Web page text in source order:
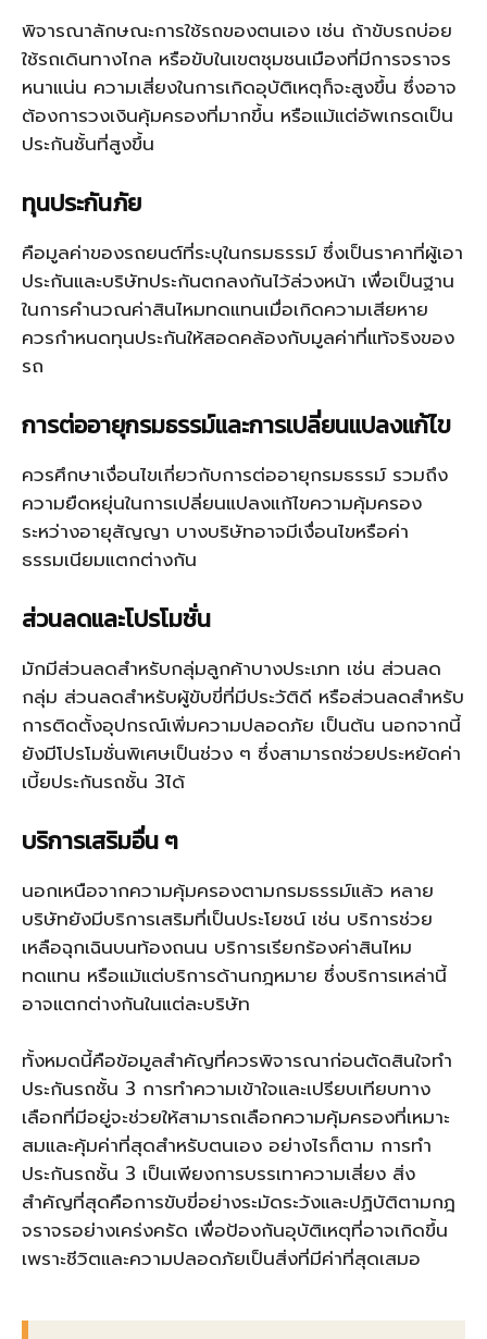
พิจารณาลักษณะการใช้รถของตนเอง เช่น ถ้าขับรถบ่อย
ใช้รถเดินทางไกล หรือขับในเขตชุมชนเมืองที่มีการจราจร
หนาแน่น ความเสี่ยงในการเกิดอุบัติเหตุก็จะสูงขึ้น ซึ่งอาจ
ต้องการวงเงินคุ้มครองที่มากขึ้น หรือแม้แต่อัพเกรดเป็น
ประกันชั้นที่สูงขึ้น
ทุนประกันภัย
คือมูลค่าของรถยนต์ที่ระบุในกรมธรรม์ ซึ่งเป็นราคาที่ผู้เอา
ประกันและบริษัทประกันตกลงกันไว้ล่วงหน้า เพื่อเป็นฐาน
ในการคำนวณค่าสินไหมทดแทนเมื่อเกิดความเสียหาย
ควรกำหนดทุนประกันให้สอดคล้องกับมูลค่าที่แท้จริงของ
รถ
การต่ออายุกรมธรรม์และการเปลี่ยนแปลงแก้ไข
ควรศึกษาเงื่อนไขเกี่ยวกับการต่ออายุกรมธรรม์ รวมถึง
ความยืดหยุ่นในการเปลี่ยนแปลงแก้ไขความคุ้มครอง
ระหว่างอายุสัญญา บางบริษัทอาจมีเงื่อนไขหรือค่า
ธรรมเนียมแตกต่างกัน
ส่วนลดและโปรโมชั่น
มักมีส่วนลดสำหรับกลุ่มลูกค้าบางประเภท เช่น ส่วนลด
กลุ่ม ส่วนลดสำหรับผู้ขับขี่ที่มีประวัติดี หรือส่วนลดสำหรับ
การติดตั้งอุปกรณ์เพิ่มความปลอดภัย เป็นต้น นอกจากนี้
ยังมีโปรโมชั่นพิเศษเป็นช่วง ๆ ซึ่งสามารถช่วยประหยัดค่า
เบี้ยประกันรถชั้น 3ได้
บริการเสริมอื่น ๆ
นอกเหนือจากความคุ้มครองตามกรมธรรม์แล้ว หลาย
บริษัทยังมีบริการเสริมที่เป็นประโยชน์ เช่น บริการช่วย
เหลือฉุกเฉินบนท้องถนน บริการเรียกร้องค่าสินไหม
ทดแทน หรือแม้แต่บริการด้านกฎหมาย ซึ่งบริการเหล่านี้
อาจแตกต่างกันในแต่ละบริษัท
ทั้งหมดนี้คือข้อมูลสำคัญที่ควรพิจารณาก่อนตัดสินใจทำ
ประกันรถชั้น 3 การทำความเข้าใจและเปรียบเทียบทาง
เลือกที่มีอยู่จะช่วยให้สามารถเลือกความคุ้มครองที่เหมาะ
สมและคุ้มค่าที่สุดสำหรับตนเอง อย่างไรก็ตาม การทำ
ประกันรถชั้น 3 เป็นเพียงการบรรเทาความเสี่ยง สิ่ง
สำคัญที่สุดคือการขับขี่อย่างระมัดระวังและปฏิบัติตามกฎ
จราจรอย่างเคร่งครัด เพื่อป้องกันอุบัติเหตุที่อาจเกิดขึ้น
เพราะชีวิตและความปลอดภัยเป็นสิ่งที่มีค่าที่สุดเสมอ